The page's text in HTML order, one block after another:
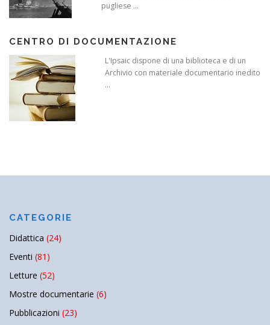
pugliese ...
CENTRO DI DOCUMENTAZIONE
L'Ipsaic dispone di una biblioteca e di un
Archivio con materiale documentario inedito
...
CATEGORIE
Didattica (24)
Eventi (81)
Letture (52)
Mostre documentarie (6)
Pubblicazioni (23)